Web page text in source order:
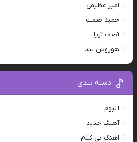
امیر عظیمی
حمید صفت
آصف آریا
هوروش بند
دسته بندی
آلبوم
آهنگ جدید
اهنگ بی کلام